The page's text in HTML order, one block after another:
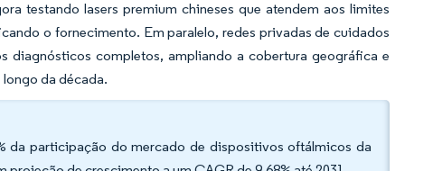
testando lasers premium chineses que atendem aos limites
o fornecimento. Em paralelo, redes privadas de cuidados
diagnósticos completos, ampliando a cobertura geográfica e
da década.
da participação do mercado de dispositivos oftálmicos da